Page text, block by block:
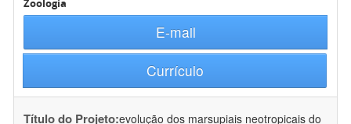
Zoologia
E-mail
Currículo
Título do Projeto:evolução dos marsupiais neotropicais do